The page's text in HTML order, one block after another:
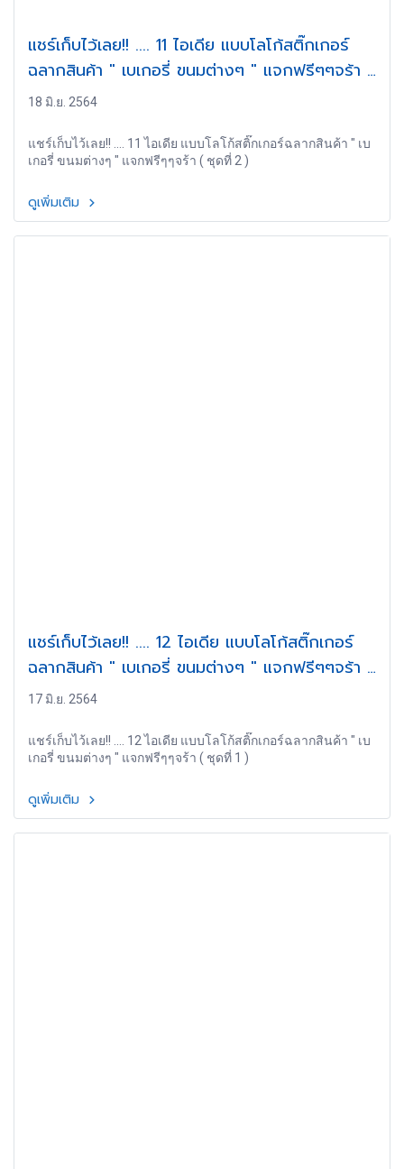
แชร์เก็บไว้เลย!! .... 11 ไอเดีย แบบโลโก้สติ๊กเกอร์
ฉลากสินค้า " เบเกอรี่ ขนมต่างๆ " แจกฟรีๆๆจร้า (
ชุดที่ 2 )
18 มิ.ย. 2564
แชร์เก็บไว้เลย!! .... 11 ไอเดีย แบบโลโก้สติ๊กเกอร์ฉลากสินค้า " เบ
เกอรี่ ขนมต่างๆ " แจกฟรีๆๆจร้า ( ชุดที่ 2 )
ดูเพิ่มเติม
แชร์เก็บไว้เลย!! .... 12 ไอเดีย แบบโลโก้สติ๊กเกอร์
ฉลากสินค้า " เบเกอรี่ ขนมต่างๆ " แจกฟรีๆๆจร้า (
ชุดที่ 1 )
17 มิ.ย. 2564
แชร์เก็บไว้เลย!! .... 12 ไอเดีย แบบโลโก้สติ๊กเกอร์ฉลากสินค้า " เบ
เกอรี่ ขนมต่างๆ " แจกฟรีๆๆจร้า ( ชุดที่ 1 )
ดูเพิ่มเติม